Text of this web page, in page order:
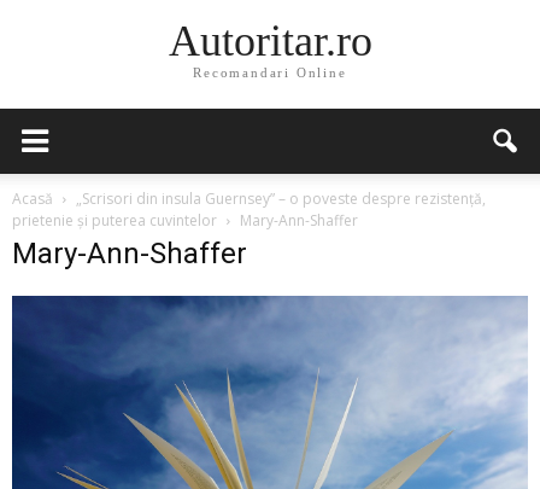
Autoritar.ro
Recomandari Online
Acasă
„Scrisori din insula Guernsey” – o poveste despre rezistență,
prietenie și puterea cuvintelor
Mary-Ann-Shaffer
Mary-Ann-Shaffer